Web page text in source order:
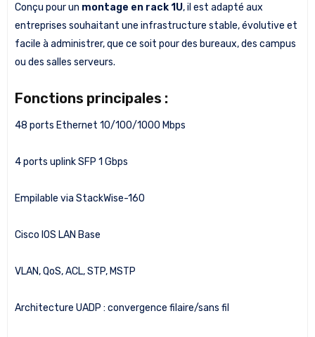
Conçu pour un montage en rack 1U, il est adapté aux
entreprises souhaitant une infrastructure stable, évolutive et
facile à administrer, que ce soit pour des bureaux, des campus
ou des salles serveurs.
Fonctions principales :
48 ports Ethernet 10/100/1000 Mbps
4 ports uplink SFP 1 Gbps
Empilable via StackWise-160
Cisco IOS LAN Base
VLAN, QoS, ACL, STP, MSTP
Architecture UADP : convergence filaire/sans fil